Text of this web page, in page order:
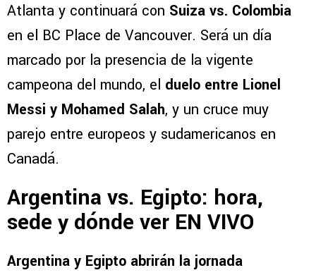
Atlanta y continuará con Suiza vs. Colombia
en el BC Place de Vancouver. Será un día
marcado por la presencia de la vigente
campeona del mundo, el duelo entre Lionel
Messi y Mohamed Salah, y un cruce muy
parejo entre europeos y sudamericanos en
Canadá.
Argentina vs. Egipto: hora,
sede y dónde ver EN VIVO
Argentina y Egipto abrirán la jornada